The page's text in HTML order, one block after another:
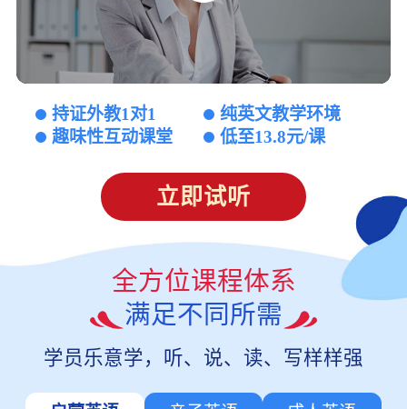
持证外教1对1
纯英文教学环境
趣味性互动课堂
低至13.8元/课
立即试听
全方位课程体系
满足不同所需
学员乐意学，听、说、读、写样样强